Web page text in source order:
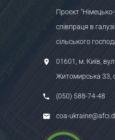
Проєкт "Німецько-
співпраця в
сільського
01601, м. Київ,
Житомирська 33,
(050) 588-74-48
coa-